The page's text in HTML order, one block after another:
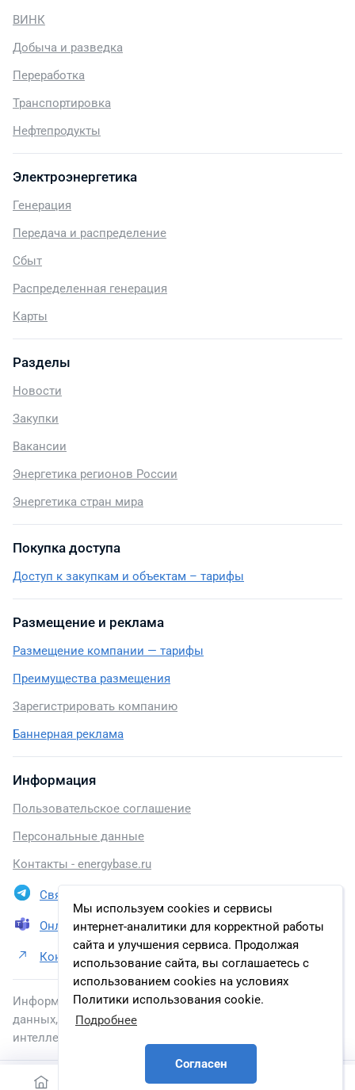
Мы используем cookies и сервисы
интернет-аналитики для корректной работы
сайта и улучшения сервиса. Продолжая
использование сайта, вы соглашаетесь с
использованием cookies на условиях
Политики использования cookie.
Подробнее
Согласен
ВИНК
Добыча и разведка
Переработка
Транспортировка
Нефтепродукты
Электроэнергетика
Генерация
Передача и распределение
Сбыт
Распределенная генерация
Карты
Разделы
Новости
Закупки
Вакансии
Энергетика регионов России
Энергетика стран мира
Покупка доступа
Доступ к закупкам и объектам – тарифы
Размещение и реклама
Размещение компании — тарифы
Преимущества размещения
Зарегистрировать компанию
Баннерная реклама
Информация
Пользовательское соглашение
Персональные данные
Контакты - energybase.ru
Связаться в Telegram
Онлайн презентация
Контакты ООО «НПО «АвалонЭлектроТех»
Информация, размещенная на сайте, включена в базу
данных, зарегистрированную в Федеральной службе по
интеллектуальной собственности.
2026 © energybase.ru